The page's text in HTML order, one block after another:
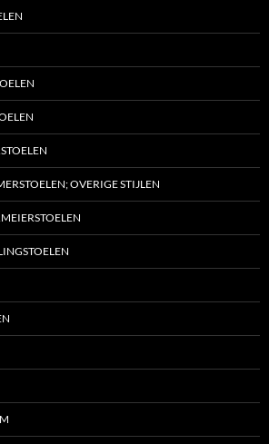
OVERIGE STIJLEN